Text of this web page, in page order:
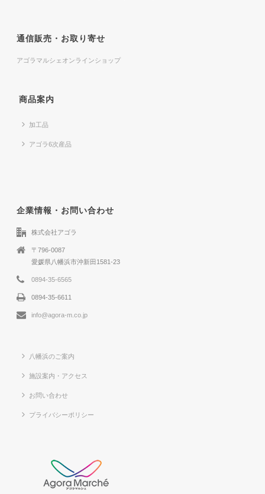
通信販売・お取り寄せ
アゴラマルシェオンラインショップ
商品案内
加工品
アゴラ6次産品
企業情報・お問い合わせ
株式会社アゴラ
〒796-0087
愛媛県八幡浜市沖新田1581-23
0894-35-6565
0894-35-6611
info@agora-m.co.jp
八幡浜のご案内
施設案内・アクセス
お問い合わせ
プライバシーポリシー